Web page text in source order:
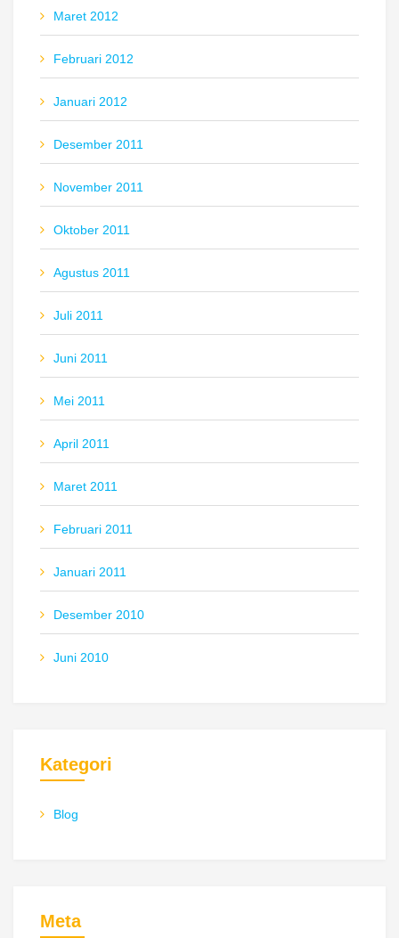
Maret 2012
Februari 2012
Januari 2012
Desember 2011
November 2011
Oktober 2011
Agustus 2011
Juli 2011
Juni 2011
Mei 2011
April 2011
Maret 2011
Februari 2011
Januari 2011
Desember 2010
Juni 2010
Kategori
Blog
Meta